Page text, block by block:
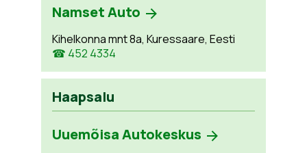
Namset Auto
Kihelkonna mnt 8a, Kuressaare, Eesti
☎ 452 4334
Haapsalu
Uuemõisa Autokeskus